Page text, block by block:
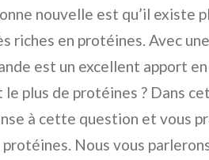
nouvelle est qu’il existe
riches en protéines. Avec
est un excellent apport
plus de protéines ? Dans
à cette question et vous
Nous vous